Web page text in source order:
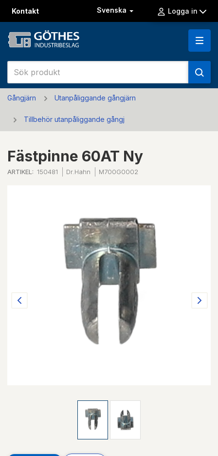
Kontakt Svenska Logga in
Gångjärn Utanpåliggande gångjärn
Tillbehör utanpåliggande gångj
Fästpinne 60AT Ny
ARTIKEL: 150481 Dr.Hahn M700G0002